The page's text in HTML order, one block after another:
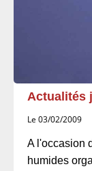
Actualités
Le 03/02/2009
A l'occasion
humides